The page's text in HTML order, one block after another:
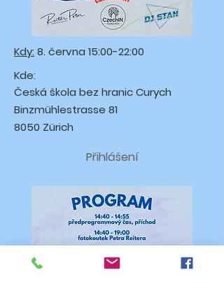
Kdy: 8. června 15:00-22:00
Kde:
Česká škola bez hranic Curych
Binzmühlestrasse 81
8050 Zürich
Přihlášení